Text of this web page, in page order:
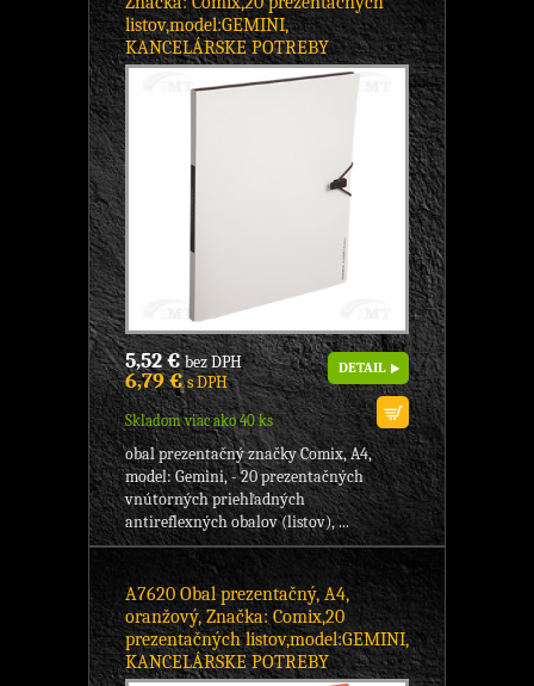
listov,model:GEMINI,
KANCELÁRSKE POTREBY
5,52 €bez DPH
6,79 €s DPH
Skladom viac ako 40 ks
DETAIL
obal prezentačný značky Comix, A4,
model: Gemini, - 20 prezentačných
vnútorných priehľadných
antireflexných obalov (listov), ...
A7620 Obal prezentačný, A4,
oranžový, Značka: Comix,20
prezentačných listov,model:GEMINI,
KANCELÁRSKE POTREBY